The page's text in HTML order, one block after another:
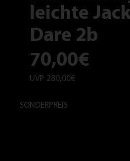
leichte
Dare 2b
70,00€
UVP 280,00€
SONDERPREIS